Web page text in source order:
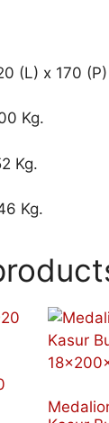
(L) x 170
Kg.
Kg.
Kg.